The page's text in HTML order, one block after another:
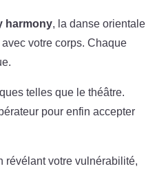
harmony, la danse orientale
votre corps. Chaque
telles que le théâtre.
pour enfin accepter
révélant votre vulnérabilité,